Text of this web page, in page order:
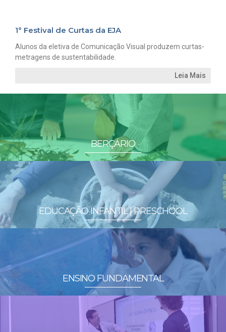
1° Festival de Curtas da EJA
Alunos da eletiva de Comunicação Visual produzem curtas-
metragens de sustentabilidade.
Leia Mais
BERÇÁRIO
EDUCAÇÃO INFANTIL | PRESCHOOL
ENSINO FUNDAMENTAL